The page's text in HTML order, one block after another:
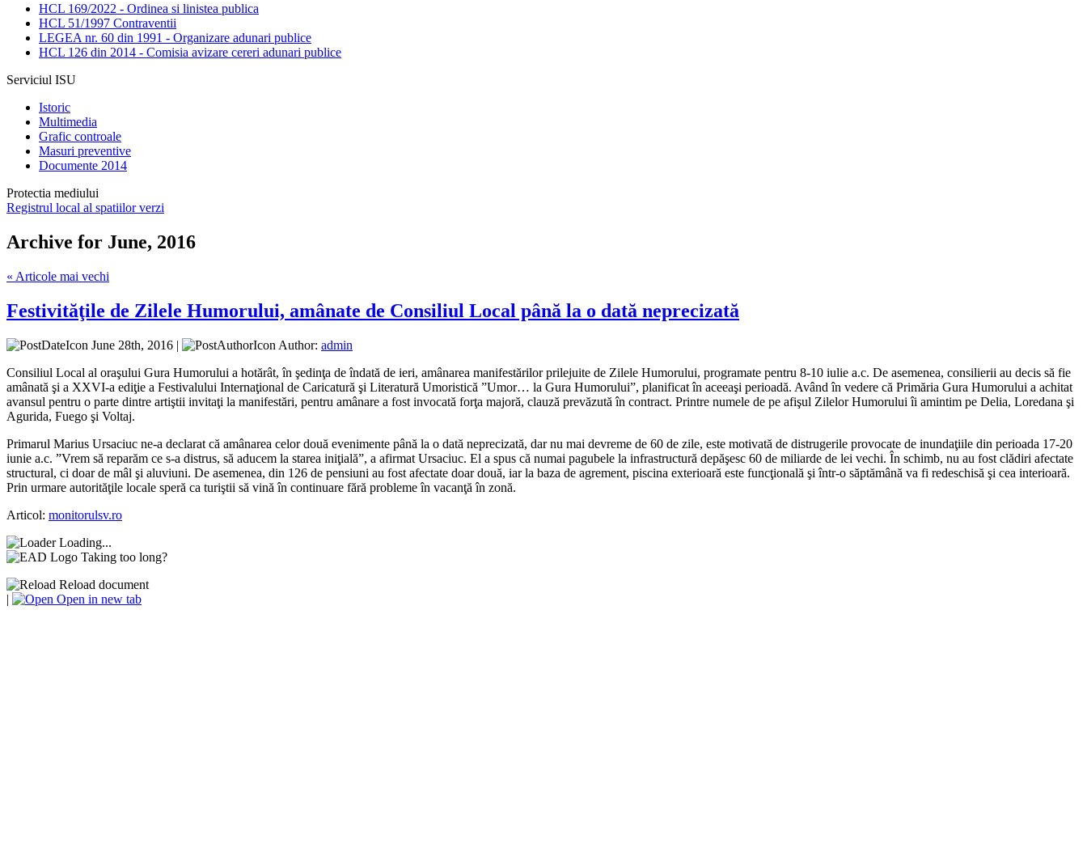
HCL 169/2022 - Ordinea si linistea publica
HCL 51/1997 Contraventii
LEGEA nr. 60 din 1991 - Organizare adunari publice
HCL 126 din 2014 - Comisia avizare cereri adunari publice
Serviciul ISU
Istoric
Multimedia
Grafic controale
Masuri preventive
Documente 2014
Protectia mediului
Registrul local al spatiilor verzi
Archive for June, 2016
« Articole mai vechi
Festivităţile de Zilele Humorului, amânate de Consiliul Local până la o dată neprecizată
June 28th, 2016 | Author: admin
Consiliul Local al oraşului Gura Humorului a hotărât, în şedinţa de îndată de ieri, amânarea manifestărilor prilejuite de Zilele Humorului, programate pentru 8-10 iulie a.c. De asemenea, consilierii au decis să fie
amânată şi a XXVI-a ediţie a Festivalului Internaţional de Caricatură şi Literatură Umoristică ”Umor… la Gura Humorului”, planificat în aceeaşi perioadă. Având în vedere că Primăria Gura Humorului a achitat
avansul pentru o parte dintre artiştii invitaţi la manifestări, pentru amânare a fost invocată forţa majoră, clauză prevăzută în contract. Printre numele de pe afişul Zilelor Humorului îi amintim pe Delia, Loredana şi
Agurida, Fuego şi Voltaj.
Primarul Marius Ursaciuc ne-a declarat că amânarea celor două evenimente până la o dată neprecizată, dar nu mai devreme de 60 de zile, este motivată de distrugerile provocate de inundaţiile din perioada 17-20
iunie a.c. ”Vrem să reparăm ce s-a distrus, să aducem la starea iniţială”, a afirmat Ursaciuc. El a spus că numai pagubele la infrastructură depăşesc 60 de miliarde de lei vechi. În schimb, nu au fost clădiri afectate
structural, ci doar de mâl şi aluviuni. De asemenea, din 126 de pensiuni au fost afectate doar două, iar la baza de agrement, piscina exterioară este funcţională şi într-o săptămână va fi redeschisă şi cea interioară.
Prin urmare autorităţile locale speră ca turiştii să vină în continuare fără probleme în vacanţă în zonă.
Articol: monitorulsv.ro
Loading...
Taking too long?
Reload document
|
Open in new tab